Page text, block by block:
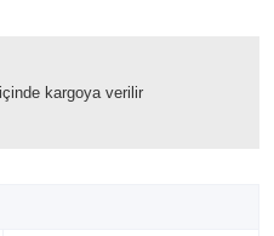
kargoya verilir